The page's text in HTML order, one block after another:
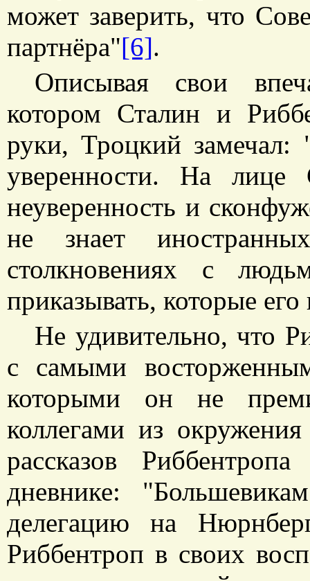
может заверить, что
партнёра"[6].
Описывая свои
котором Сталин и
руки, Троцкий
уверенности. На лице
неуверенность и
не знает
столкновениях с
приказывать, которые его
Не удивительно, что
с самыми
которыми он не
коллегами из
рассказов
дневнике:
делегацию на
Риббентроп в своих